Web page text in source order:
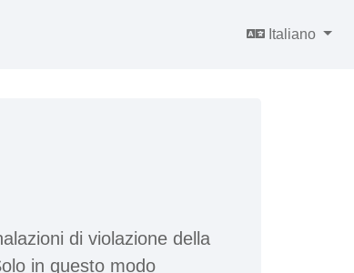
Italiano
di violazione della
in questo modo